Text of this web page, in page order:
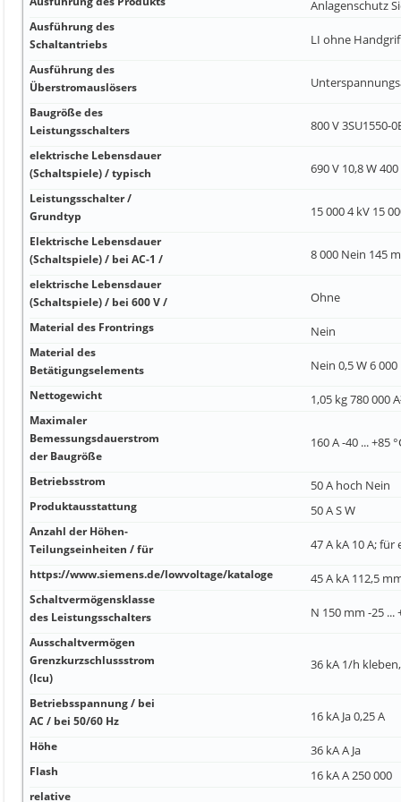
Anlagenschutz
Ausführung des
Schaltantriebs
LI ohne
Ausführung des
Überstromauslösers
Baugröße des
Leistungsschalters
800 V 3SU1550-
elektrische Lebensdauer
(Schaltspiele) / typisch
690 V 10,8 W 400
Leistungsschalter /
Grundtyp
15 000 4 kV 15
Elektrische Lebensdauer
(Schaltspiele) / bei AC-1 /
8 000 Nein 145
elektrische Lebensdauer
(Schaltspiele) / bei 600 V /
Ohne
Material des Frontrings Nein
Material des
Betätigungselements
Nein 0,5 W 6 000
Nettogewicht 1,05 kg 780 000
Maximaler
Bemessungsdauerstrom
der Baugröße
160 A -40 ... +85
Betriebsstrom 50 A hoch Nein
Produktausstattung 50 A S W
Anzahl der Höhen-
Teilungseinheiten / für
47 A kA 10 A;
https://www.siemens.de/lowvoltage/kataloge 45 A kA 112,5
Schaltvermögensklasse
des Leistungsschalters
N 150 mm -25 ...
Ausschaltvermögen
Grenzkurzschlussstrom
(Icu)
36 kA 1/h
Betriebsspannung / bei
AC / bei 50/60 Hz
16 kA Ja 0,25 A
Höhe 36 kA A Ja
Flash 16 kA A 250 000
relative